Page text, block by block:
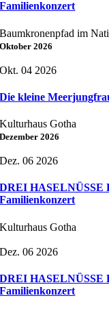
Familienkonzert
Baumkronenpfad im
Oktober 2026
Okt. 04 2026
Die kleine
Kulturhaus Gotha
Dezember 2026
Dez. 06 2026
DREI HASELNÜSSE
Familienkonzert
Kulturhaus Gotha
Dez. 06 2026
DREI HASELNÜSSE
Familienkonzert